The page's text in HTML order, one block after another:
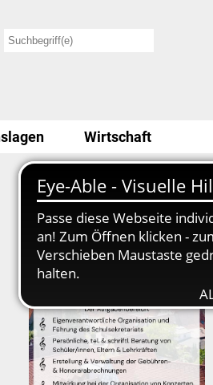
Wirtschaft
Stellenausschreibung